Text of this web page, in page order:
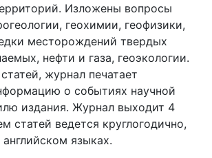
Изложены вопросы
геохимии, геофизики,
месторождений твердых
нефти и газа, геоэкологии.
журнал печатает
о событиях научной
издания. Журнал выходит 4
статей ведется круглогодично,
языках.